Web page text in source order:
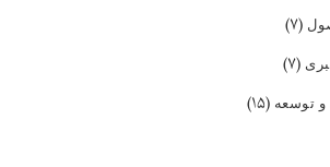
(۷)
(۷)
و توسعه (۱۵)